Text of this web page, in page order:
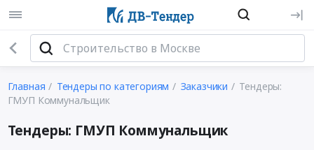
Главная Тендеры по категориям Заказчики
Тендеры:
ГМУП Коммунальщик
Тендеры: ГМУП Коммунальщик